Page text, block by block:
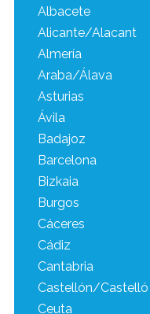
Albacete
Alicante/Alacant
Almería
Araba/Álava
Asturias
Ávila
Badajoz
Barcelona
Bizkaia
Burgos
Cáceres
Cádiz
Cantabria
Castellón/Castelló
Ceuta